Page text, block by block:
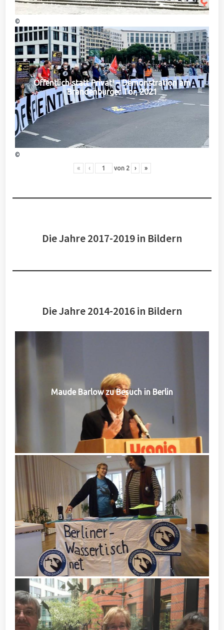
©
Öffentlich statt Privat! – Demonstration am
Brandenburger Tor, 2021
©
« ‹ von 2 › »
Die Jahre 2017-2019 in Bildern
Die Jahre 2014-2016 in Bildern
Maude Barlow zu Besuch in Berlin